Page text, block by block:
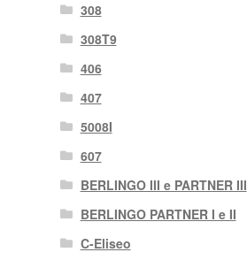
308
308T9
406
407
5008I
607
BERLINGO III e PARTNER III
BERLINGO PARTNER I e II
C-Eliseo